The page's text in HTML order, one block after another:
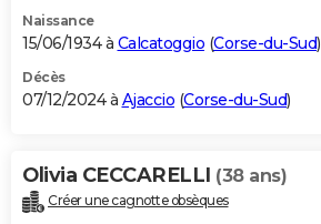
Naissance
15/06/1934 à Calcatoggio (Corse-du-Sud)
Décès
07/12/2024 à Ajaccio (Corse-du-Sud)
Olivia CECCARELLI (38 ans)
Créer une cagnotte obsèques